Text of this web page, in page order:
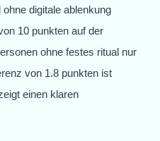
digitale ablenkung
10 punkten auf der
ohne festes ritual nur
von 1.8 punkten ist
einen klaren